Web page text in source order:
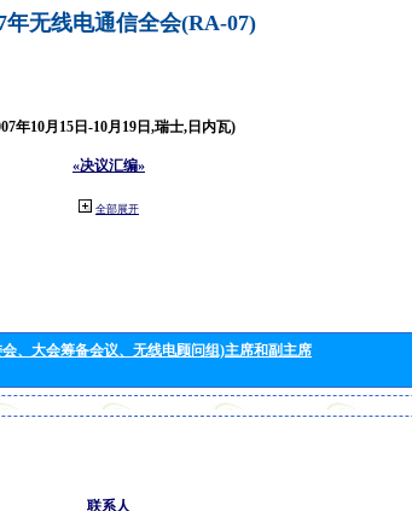
年无线电通信全会(RA-07)
年10月15日-10月19日,瑞士,日内瓦)
«决议汇编»
全部展开
、大会筹备会议、无线电顾问组)主席和副主席
联系人